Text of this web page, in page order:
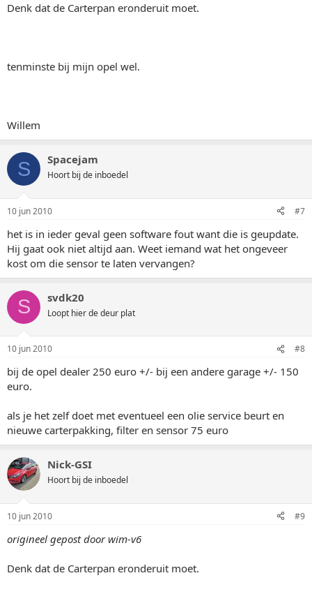
Denk dat de Carterpan eronderuit moet.
tenminste bij mijn opel wel.
Willem
S Spacejam
Hoort bij de inboedel
10 jun 2010 #7
het is in ieder geval geen software fout want die is geupdate.
Hij gaat ook niet altijd aan. Weet iemand wat het ongeveer
kost om die sensor te laten vervangen?
S svdk20
Loopt hier de deur plat
10 jun 2010 #8
bij de opel dealer 250 euro +/- bij een andere garage +/- 150
euro.
als je het zelf doet met eventueel een olie service beurt en
nieuwe carterpakking, filter en sensor 75 euro
Nick-GSI
Hoort bij de inboedel
10 jun 2010 #9
origineel gepost door wim-v6
Denk dat de Carterpan eronderuit moet.